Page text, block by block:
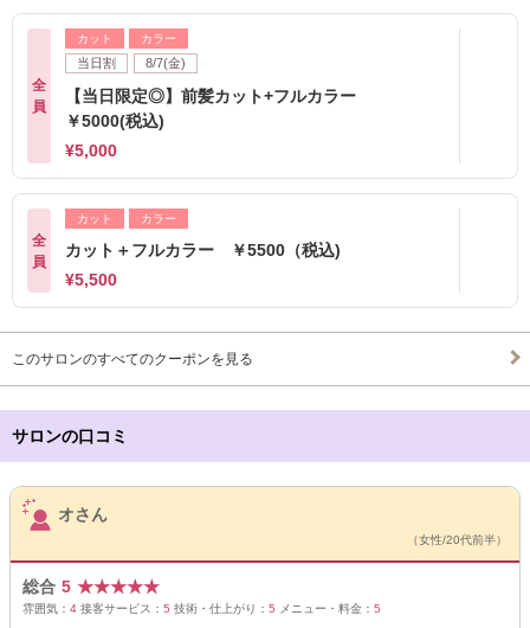
全
員
カット カラー
当日割 8/7(金)
【当日限定◎】前髪カット+フルカラー
￥5000(税込)
¥5,000
全
員
カット カラー
カット＋フルカラー ￥5500（税込)
¥5,500
このサロンのすべてのクーポンを見る
サロンの口コミ
サロンPick Up
オさん
（女性/20代前半）
総合 5 ★★★★★
雰囲気： 4 接客サービス： 5 技術・仕上がり： 5 メニュー・料金： 5